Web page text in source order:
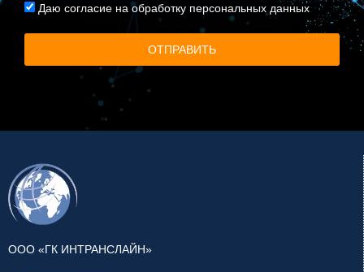
Даю согласие на обработку персональных данных
ОТПРАВИТЬ
ООО «ГК ИНТРАНСЛАЙН»